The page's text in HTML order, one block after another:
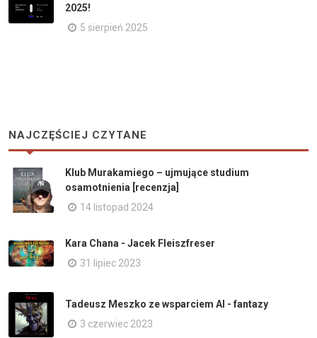
2025!
5 sierpień 2025
NAJCZĘŚCIEJ CZYTANE
Klub Murakamiego – ujmujące studium
osamotnienia [recenzja]
14 listopad 2024
Kara Chana - Jacek Fleiszfreser
31 lipiec 2023
Tadeusz Meszko ze wsparciem AI - fantazy
3 czerwiec 2023